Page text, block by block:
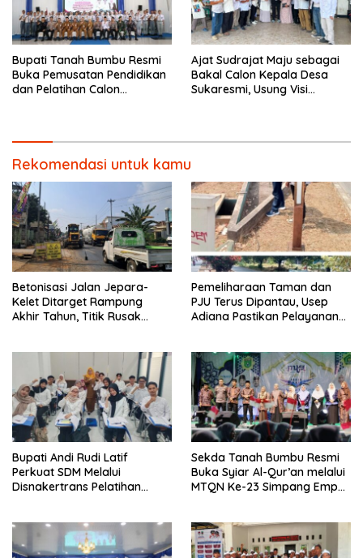
Bupati Tanah Bumbu Resmi
Buka Pemusatan Pendidikan
dan Pelatihan Calon
Ajat Sudrajat Maju sebagai
Bakal Calon Kepala Desa
Sukaresmi, Usung Visi
Rekomendasi untuk kamu
Betonisasi Jalan Jepara-
Kelet Ditarget Rampung
Akhir Tahun, Titik Rusak
Pemeliharaan Taman dan
PJU Terus Dipantau, Usep
Adiana Pastikan Pelayanan
Bupati Andi Rudi Latif
Perkuat SDM Melalui
Disnakertrans Pelatihan
Sekda Tanah Bumbu Resmi
Buka Syiar Al-Qur’an melalui
MTQN Ke-23 Simpang Empat